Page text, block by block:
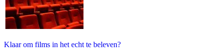
Klaar om films in het echt te beleven?